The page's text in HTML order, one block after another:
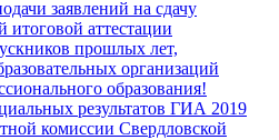
заявлений на сдачу
итоговой аттестации
прошлых лет,
организаций
образования!
результатов ГИА 2019
комиссии Свердловской